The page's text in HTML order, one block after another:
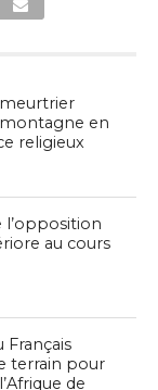
en
religieux
l’opposition
au cours
Français
terrain pour
de